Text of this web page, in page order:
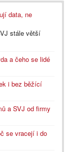
data, ne
stále větší
a čeho se lidé
i bez běžící
a SVJ od firmy
se vracejí i do